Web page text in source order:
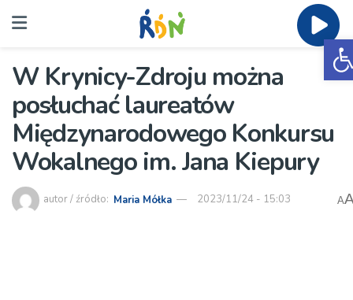
W Krynicy-Zdroju można
posłuchać laureatów
Międzynarodowego Konkursu
Wokalnego im. Jana Kiepury
autor / źródło: Maria Mółka 2023/11/24 - 15:03 A